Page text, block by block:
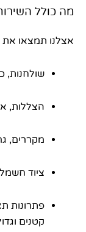
מה כולל
אצלנו תמצאו
שולחנות,
הצללות,
מקררים,
ציוד
פתרונות
קטנים